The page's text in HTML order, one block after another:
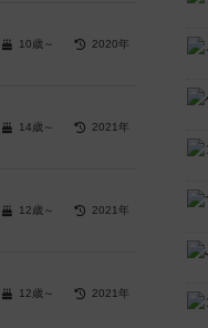
10歳～ 2020年
14歳～ 2021年
12歳～ 2021年
12歳～ 2021年